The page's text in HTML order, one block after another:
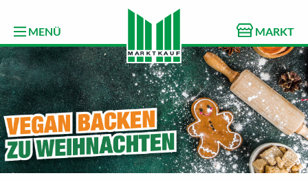
MENÜ MARKT